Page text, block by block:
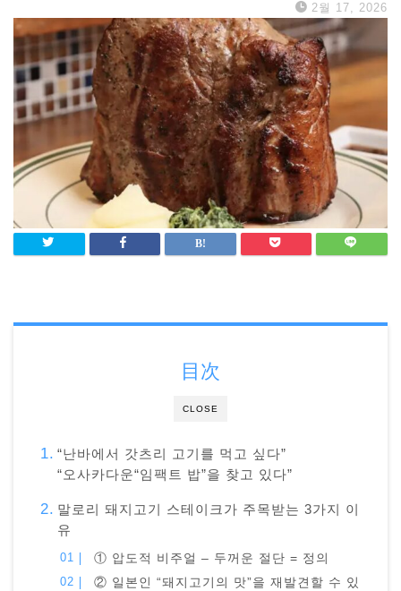
2월 17, 2026
CLOSE
目次
“난바에서 갓츠리 고기를 먹고 싶다”
“오사카다운“임팩트 밥”을 찾고 있다”
말로리 돼지고기 스테이크가 주목받는 3가지 이
유
① 압도적 비주얼 – 두꺼운 절단 = 정의
② 일본인 “돼지고기의 맛”을 재발견할 수 있